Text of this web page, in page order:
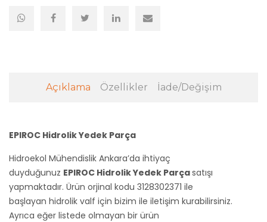
Açıklama Özellikler İade/Değişim
EPIROC Hidrolik Yedek Parça
Hidroekol Mühendislik Ankara’da ihtiyaç
duyduğunuz EPIROC Hidrolik Yedek Parçasatışı
yapmaktadır. Ürün orjinal kodu 3128302371 ile
başlayan hidrolik valf için bizim ile iletişim kurabilirsiniz.
Ayrıca eğer listede olmayan bir ürün